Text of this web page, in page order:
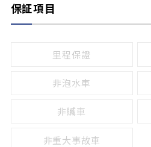
無
頭燈光源
保証項目
里程保證
非泡水車
非贓車
非重大事故車